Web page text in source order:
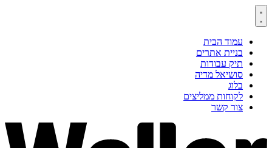
דלג
לתוכן
עמוד הבית
בניית אתרים
תיק עבודות
סושיאל מדיה
בלוג
לקוחות ממליצים
צור קשר